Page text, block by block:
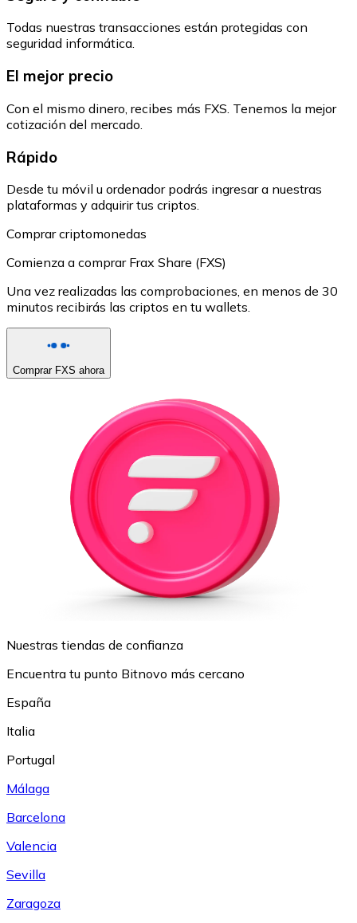
Todas nuestras transacciones están protegidas con
seguridad informática.
El mejor precio
Con el mismo dinero, recibes más FXS. Tenemos la mejor
cotización del mercado.
Rápido
Desde tu móvil u ordenador podrás ingresar a nuestras
plataformas y adquirir tus criptos.
Comprar criptomonedas
Comienza a comprar Frax Share (FXS)
Una vez realizadas las comprobaciones, en menos de 30
minutos recibirás las criptos en tu wallets.
Comprar FXS ahora
Nuestras tiendas de confianza
Encuentra tu punto Bitnovo más cercano
España
Italia
Portugal
Málaga
Barcelona
Valencia
Sevilla
Zaragoza